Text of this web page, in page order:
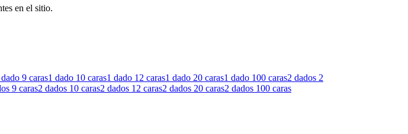
en el sitio.
9 caras1 dado 10 caras1 dado 12 caras1 dado 20 caras1 dado 100 caras2 dados 2
9 caras2 dados 10 caras2 dados 12 caras2 dados 20 caras2 dados 100 caras